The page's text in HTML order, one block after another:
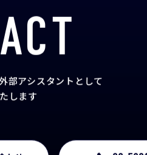
部アシスタント として
します